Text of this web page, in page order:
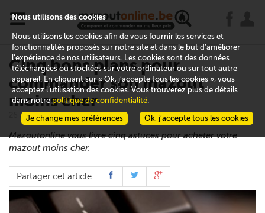
x
Cinq bons plans pour
commander son mazout
moins cher
26 août 2016
Mazoutonline vous livre cinq astuces pour acheter votre
mazout moins cher.
Partager cet article
Nous utilisons des cookies
Nous utilisons les cookies afin de vous fournir les services et
fonctionnalités proposés sur notre site et dans le but d’améliorer
l’expérience de nos utilisateurs. Les cookies sont des données
téléchargées ou stockées sur votre ordinateur ou sur tout autre
appareil. En cliquant sur « Ok, j’accepte tous les cookies », vous
acceptez l’utilisation des cookies. Vous trouverez plus de détails
dans notrepolitique de confidentialité.
Ok, j’accepte tous les cookies
Je change mes préférences